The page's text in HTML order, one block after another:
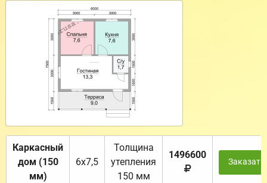
Каркасный
дом (150
мм)
6х7,5
Толщина
утепления
150 мм
1496600
Заказать